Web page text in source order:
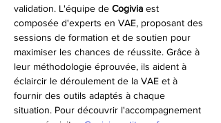
validation. L'équipe de Cogivia est
composée d'experts en VAE, proposant des
sessions de formation et de soutien pour
maximiser les chances de réussite. Grâce à
leur méthodologie éprouvée, ils aident à
éclaircir le déroulement de la VAE et à
fournir des outils adaptés à chaque
situation. Pour découvrir l'accompagnement